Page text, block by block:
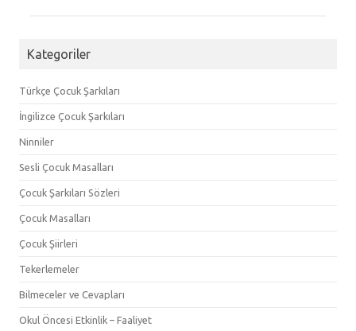
Kategoriler
Türkçe Çocuk Şarkıları
İngilizce Çocuk Şarkıları
Ninniler
Sesli Çocuk Masalları
Çocuk Şarkıları Sözleri
Çocuk Masalları
Çocuk Şiirleri
Tekerlemeler
Bilmeceler ve Cevapları
Okul Öncesi Etkinlik – Faaliyet